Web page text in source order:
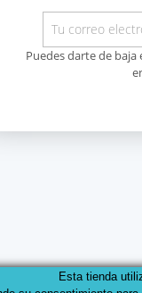
Puedes darte de
Esta tienda